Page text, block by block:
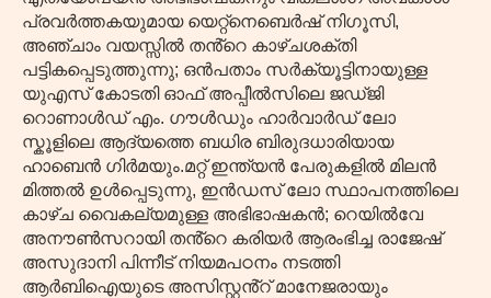
പ്രവർത്തകയുമായ യെറ്റ്‌നെബെർഷ് നിഗൂസി,
അഞ്ചാം വയസ്സിൽ തൻ്റെ കാഴ്ചശക്തി
പട്ടികപ്പെടുത്തുന്നു; ഒൻപതാം സർക്യൂട്ടിനായുള്ള
യുഎസ് കോടതി ഓഫ് അപ്പീൽസിലെ ജഡ്ജി
റൊണാൾഡ് എം. ഗൗൾഡും ഹാർവാർഡ് ലോ
സ്കൂളിലെ ആദ്യത്തെ ബധിര ബിരുദധാരിയായ
ഹാബെൻ ഗിർമയും.മറ്റ് ഇന്ത്യൻ പേരുകളിൽ മിലൻ
മിത്തൽ ഉൾപ്പെടുന്നു, ഇൻഡസ് ലോ സ്ഥാപനത്തിലെ
കാഴ്ച വൈകല്യമുള്ള അഭിഭാഷകൻ; റെയിൽവേ
അനൗൺസറായി തൻ്റെ കരിയർ ആരംഭിച്ച രാജേഷ്
അസുദാനി പിന്നീട് നിയമപഠനം നടത്തി
ആർബിഐയുടെ അസിസ്റ്റൻ്റ് മാനേജരായും